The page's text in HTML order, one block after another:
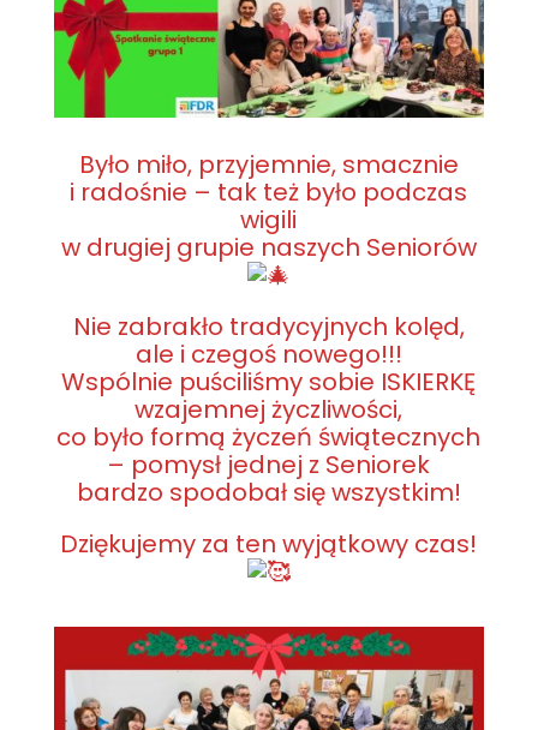
Było miło, przyjemnie, smacznie
i radośnie – tak też było podczas
wigili
w drugiej grupie naszych Seniorów
Nie zabrakło tradycyjnych kolęd,
ale i czegoś nowego!!!
Wspólnie puściliśmy sobie ISKIERKĘ
wzajemnej życzliwości,
co było formą życzeń świątecznych
– pomysł jednej z Seniorek
bardzo spodobał się wszystkim!
Dziękujemy za ten wyjątkowy czas!